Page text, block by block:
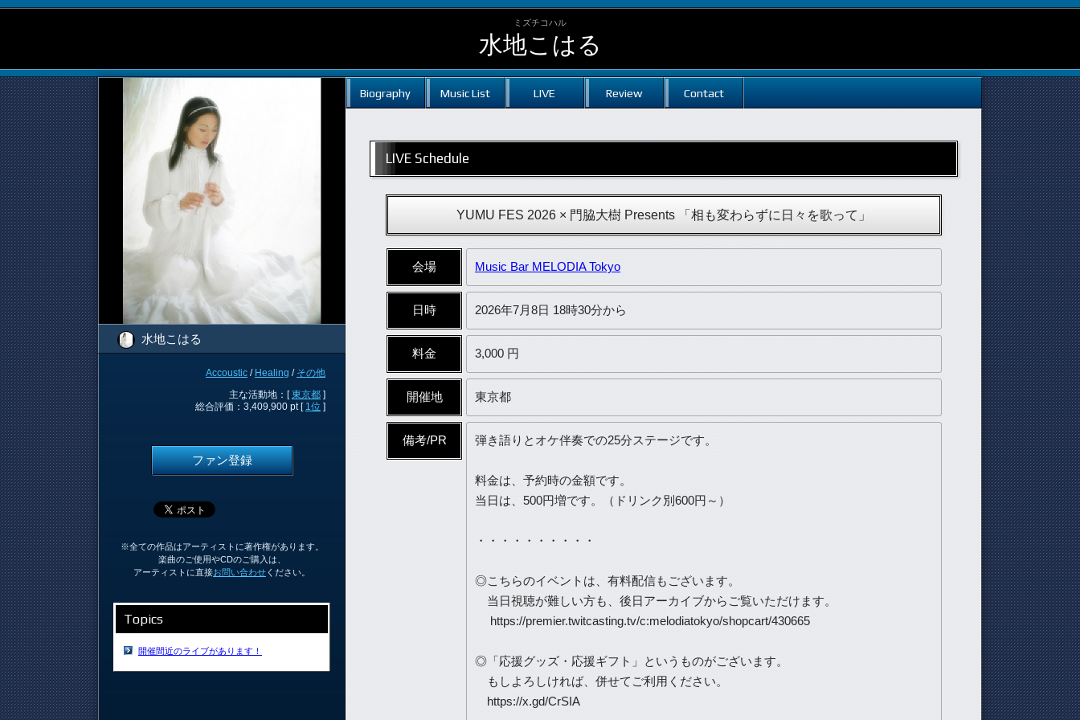
ミズチコハル
水地こはる
水地こはる
Accoustic / Healing / その他
主な活動地：[東京都 ]
総合評価：3,409,900 pt [ 1位 ]
ファン登録
※全ての作品はアーティストに著作権があります。
楽曲のご使用やCDのご購入は、
アーティストに直接お問い合わせ ください。
Topics
開催間近のライブがあります！
Biography Music List LIVE Review Contact
LIVE Schedule
YUMU FES 2026 × 門脇大樹 Presents 「相も変わらずに日々を歌って」
会場 Music Bar MELODIA Tokyo
日時 2026年7月8日 18時30分から
料金 3,000 円
開催地 東京都
備考/PR 弾き語りとオケ伴奏での25分ステージです。
料金は、予約時の金額です。
当日は、500円増です。（ドリンク別600円～）
・・・・・・・・・・
◎こちらのイベントは、有料配信もございます。
当日視聴が難しい方も、後日アーカイブからご覧いただけます。
https://premier.twitcasting.tv/c:melodiatokyo/shopcart/430665
◎「応援グッズ・応援ギフト」というものがございます。
もしよろしければ、併せてご利用ください。
https://x.gd/CrSIA